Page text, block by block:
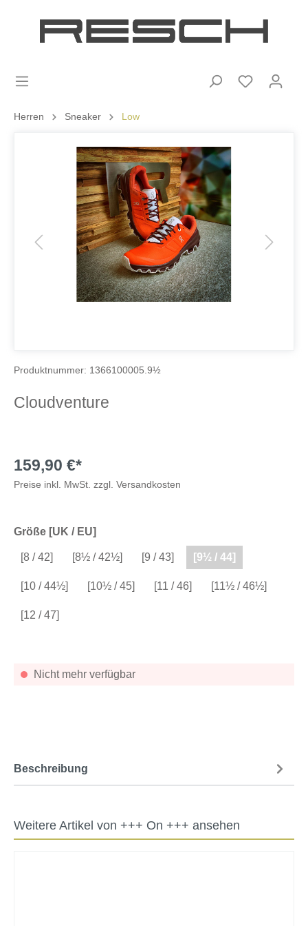
Herren Sneaker Low
Cloudventure
Produktnummer: 1366100005.9½
159,90 €*
Preise inkl. MwSt. zzgl. Versandkosten
Nicht mehr verfügbar
Größe [UK / EU]
[8 / 42] [8½ / 42½] [9 / 43] [9½ / 44]
[10 / 44½] [10½ / 45] [11 / 46] [11½ / 46½]
[12 / 47]
Weitere Artikel von +++ On +++ ansehen
Beschreibung